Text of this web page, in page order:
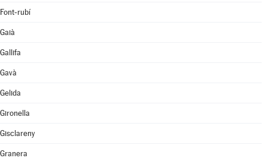
Font-rubí
Gaià
Gallifa
Gavà
Gelida
Gironella
Gisclareny
Granera